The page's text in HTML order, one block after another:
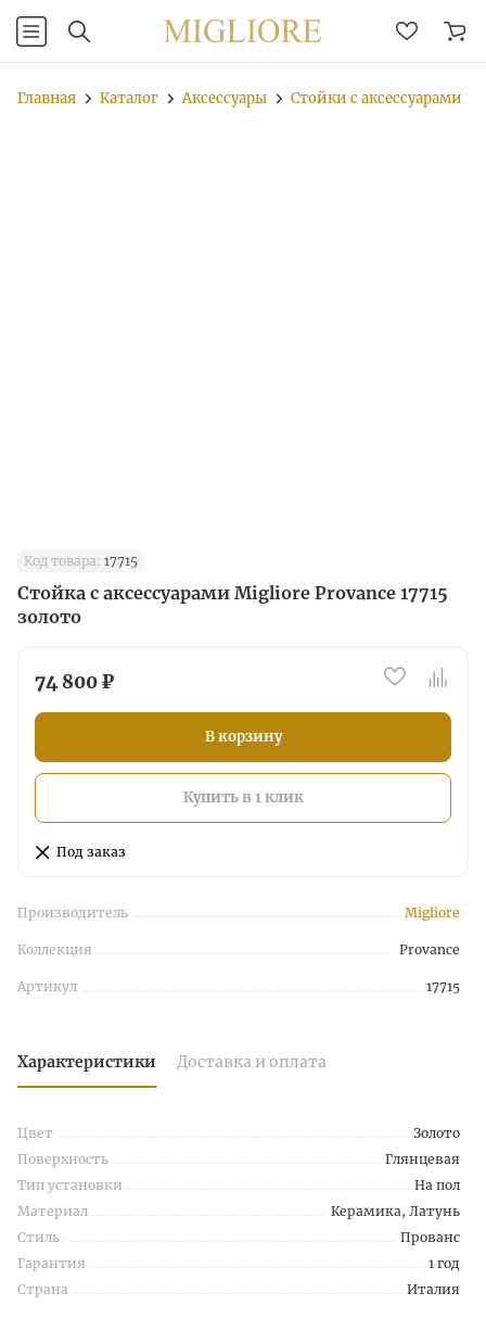
Главная Каталог Аксессуары Стойки с аксессуарами
Код товара: 17715
Стойка с аксессуарами Migliore Provance 17715
золото
74 800 ₽
В корзину
Купить в 1 клик
Под заказ
Производитель Migliore
Коллекция Provance
Артикул 17715
Характеристики Доставка и оплата
Цвет
Золото
Поверхность
Глянцевая
Тип установки
На пол
Материал
Керамика, Латунь
Стиль
Прованс
Гарантия
1 год
Страна
Италия